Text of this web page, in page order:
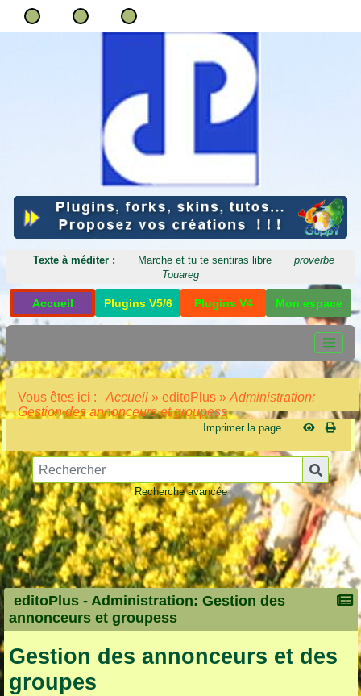
Texte à méditer : Marche et tu te sentiras libre
proverbe
Touareg
Accueil Plugins V5/6 Plugins V4 Mon espace
Vous êtes ici : Accueil » editoPlus » Administration:
Gestion des annonceurs et groupess
Imprimer la page...
Recherche avancée
editoPlus - Administration: Gestion des
annonceurs et groupess
Gestion des annonceurs et des
groupes